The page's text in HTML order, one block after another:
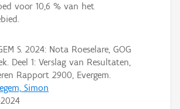
voor 10,6 % van het
S. 2024: Nota Roeselare, GOG
Deel 1: Verslag van Resultaten,
Rapport 2900, Evergem.
Simon